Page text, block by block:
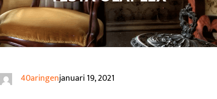
40aringenjanuari 19, 2021